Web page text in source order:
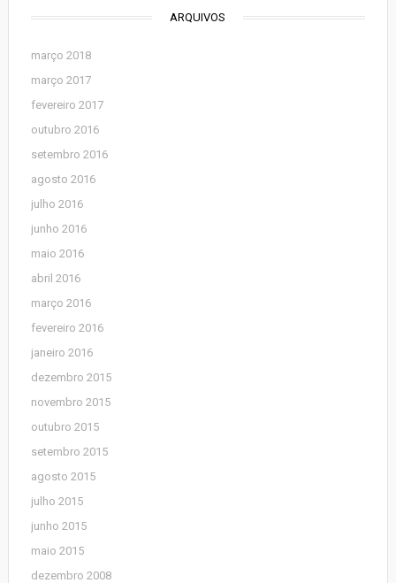
ARQUIVOS
março 2018
março 2017
fevereiro 2017
outubro 2016
setembro 2016
agosto 2016
julho 2016
junho 2016
maio 2016
abril 2016
março 2016
fevereiro 2016
janeiro 2016
dezembro 2015
novembro 2015
outubro 2015
setembro 2015
agosto 2015
julho 2015
junho 2015
maio 2015
dezembro 2008